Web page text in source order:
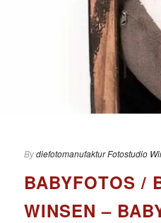
Bydiefotomanufaktur Fotostudio
BABYFOTOS /
WINSEN –